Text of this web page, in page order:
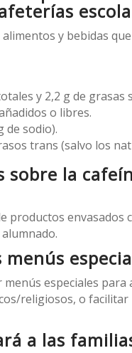
y bebidas
y 2,2 g de grasas
o libres.
de sodio).
trans (salvo los
sobre la
productos envasados
especiales
religiosos, o
a las